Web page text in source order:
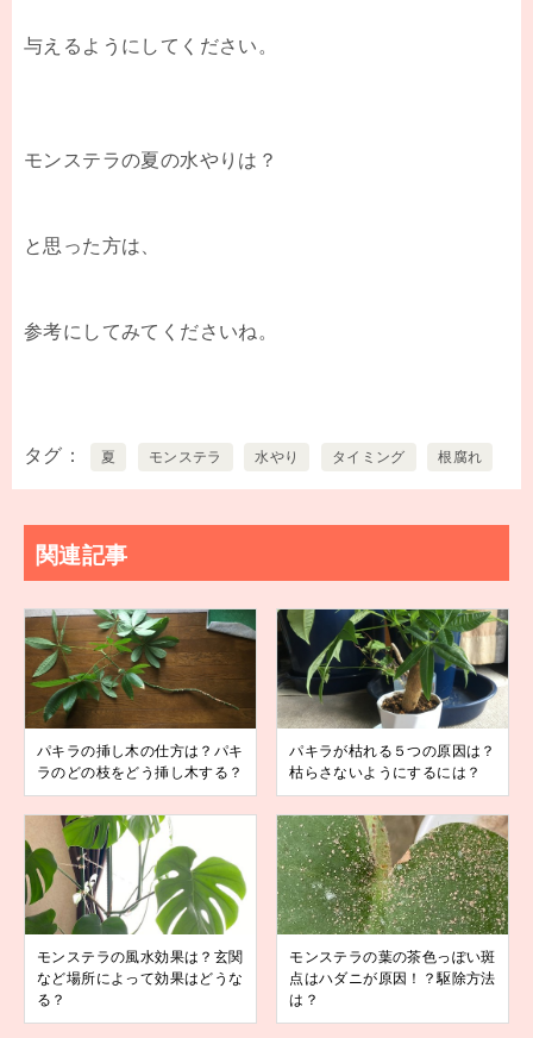
与えるようにしてください。
モンステラの夏の水やりは？
と思った方は、
参考にしてみてくださいね。
タグ 夏 モンステラ 水やり タイミング 根腐れ
関連記事
パキラの挿し木の仕方は？パキ
ラのどの枝をどう挿し木する？
パキラが枯れる５つの原因は？
枯らさないようにするには？
モンステラの風水効果は？玄関
など場所によって効果はどうな
る？
モンステラの葉の茶色っぽい斑
点はハダニが原因！？駆除方法
は？